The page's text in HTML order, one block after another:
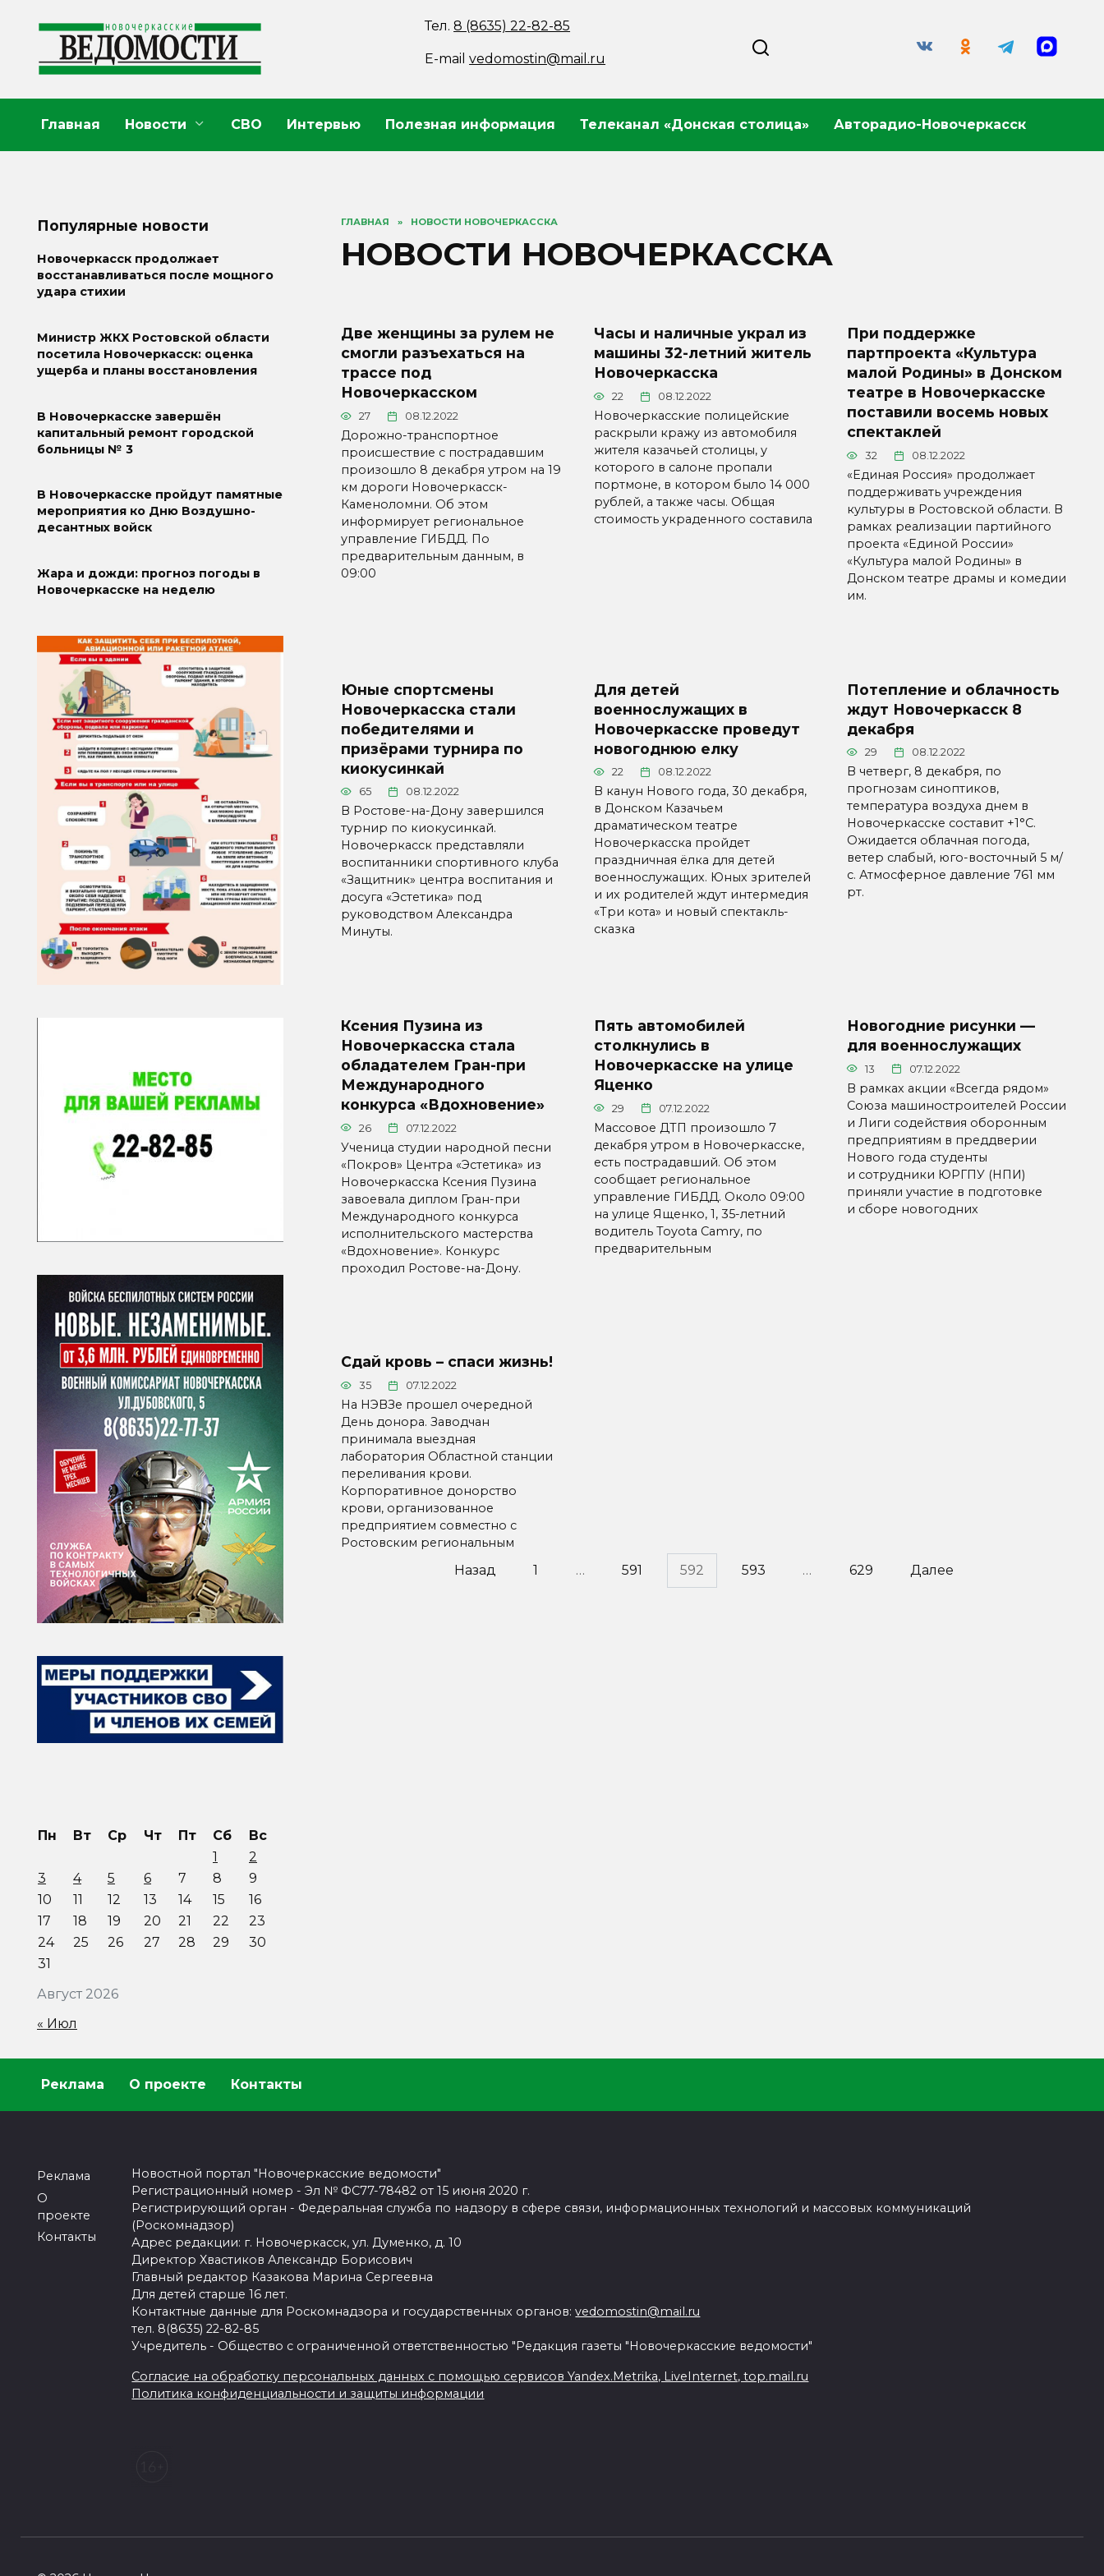
содержанию
Тел.8 (8635) 22-82-85
E-mailvedomostin@mail.ru
Главная Новости СВО Интервью Полезная информация Телеканал «Донская столица» Авторадио-Новочеркасск
ГЛАВНАЯ » НОВОСТИ НОВОЧЕРКАССКА
НОВОСТИ НОВОЧЕРКАССКА
Две женщины за рулем не
смогли разъехаться на
трассе под
Новочеркасском
27 08.12.2022
Дорожно-транспортное
происшествие с пострадавшим
произошло 8 декабря утром на 19
км дороги Новочеркасск-
Каменоломни. Об этом
информирует региональное
управление ГИБДД. По
предварительным данным, в
09:00
Часы и наличные украл из
машины 32-летний житель
Новочеркасска
22 08.12.2022
Новочеркасские полицейские
раскрыли кражу из автомобиля
жителя казачьей столицы, у
которого в салоне пропали
портмоне, в котором было 14 000
рублей, а также часы. Общая
стоимость украденного составила
При поддержке
партпроекта «Культура
малой Родины» в Донском
театре в Новочеркасске
поставили восемь новых
спектаклей
32 08.12.2022
«Единая Россия» продолжает
поддерживать учреждения
культуры в Ростовской области. В
рамках реализации партийного
проекта «Единой России»
«Культура малой Родины» в
Донском театре драмы и комедии
им.
Юные спортсмены
Новочеркасска стали
победителями и
призёрами турнира по
киокусинкай
65 08.12.2022
В Ростове-на-Дону завершился
турнир по киокусинкай.
Новочеркасск представляли
воспитанники спортивного клуба
«Защитник» центра воспитания и
досуга «Эстетика» под
руководством Александра
Минуты.
Для детей
военнослужащих в
Новочеркасске проведут
новогоднюю елку
22 08.12.2022
В канун Нового года, 30 декабря,
в Донском Казачьем
драматическом театре
Новочеркасска пройдет
праздничная ёлка для детей
военнослужащих. Юных зрителей
и их родителей ждут интермедия
«Три кота» и новый спектакль-
сказка
Потепление и облачность
ждут Новочеркасск 8
декабря
29 08.12.2022
В четверг, 8 декабря, по
прогнозам синоптиков,
температура воздуха днем в
Новочеркасске составит +1°C.
Ожидается облачная погода,
ветер слабый, юго-восточный 5 м/
с. Атмосферное давление 761 мм
рт.
Ксения Пузина из
Новочеркасска стала
обладателем Гран-при
Международного
конкурса «Вдохновение»
26 07.12.2022
Ученица студии народной песни
«Покров» Центра «Эстетика» из
Новочеркасска Ксения Пузина
завоевала диплом Гран-при
Международного конкурса
исполнительского мастерства
«Вдохновение». Конкурс
проходил Ростове-на-Дону.
Пять автомобилей
столкнулись в
Новочеркасске на улице
Яценко
29 07.12.2022
Массовое ДТП произошло 7
декабря утром в Новочеркасске,
есть пострадавший. Об этом
сообщает региональное
управление ГИБДД. Около 09:00
на улице Ященко, 1, 35-летний
водитель Toyota Camry, по
предварительным
Новогодние рисунки —
для военнослужащих
13 07.12.2022
В рамках акции «Всегда рядом»
Союза машиностроителей России
и Лиги содействия оборонным
предприятиям в преддверии
Нового года студенты
и сотрудники ЮРГПУ (НПИ)
приняли участие в подготовке
и сборе новогодних
Сдай кровь – спаси жизнь!
35 07.12.2022
На НЭВЗе прошел очередной
День донора. Заводчан
принимала выездная
лаборатория Областной станции
переливания крови.
Корпоративное донорство
крови, организованное
предприятием совместно с
Ростовским региональным
Назад 1 … 591 592 593 … 629 Далее
Популярные новости
Новочеркасск продолжает
восстанавливаться после мощного
удара стихии
Министр ЖКХ Ростовской области
посетила Новочеркасск: оценка
ущерба и планы восстановления
В Новочеркасске завершён
капитальный ремонт городской
больницы № 3
В Новочеркасске пройдут памятные
мероприятия ко Дню Воздушно-
десантных войск
Жара и дожди: прогноз погоды в
Новочеркасске на неделю
Август 2026
Пн Вт Ср Чт Пт Сб
Вс
1
2
3
4 5 6 7 8
9
10
11 12 13 14 15
16
17
18 19 20 21 22
23
24
25 26 27 28 29
30
31
« Июл
Реклама О проекте Контакты
Реклама
О
проекте
Контакты
Новостной портал "Новочеркасские ведомости"
Регистрационный номер - Эл № ФС77-78482 от 15 июня 2020 г.
Регистрирующий орган - Федеральная служба по надзору в сфере связи, информационных технологий и массовых коммуникаций
(Роскомнадзор)
Адрес редакции: г. Новочеркасск, ул. Думенко, д. 10
Директор Хвастиков Александр Борисович
Главный редактор Казакова Марина Сергеевна
Для детей старше 16 лет.
Контактные данные для Роскомнадзора и государственных органов:vedomostin@mail.ru
тел. 8(8635) 22-82-85
Учредитель - Общество с ограниченной ответственностью "Редакция газеты "Новочеркасские ведомости"
Согласие на обработку персональных данных с помощью сервисов Yandex.Metrika, LiveInternet, top.mail.ru
Политика конфиденциальности и защиты информации